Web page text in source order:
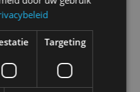
Hybrid
D-4D-F
Targeting